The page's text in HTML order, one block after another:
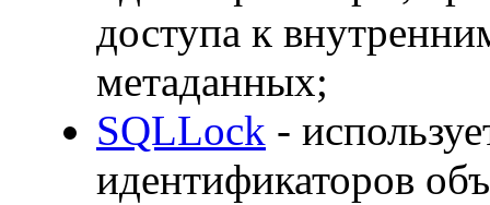
доступа к
метаданных;
SQLLock -
идентификаторов